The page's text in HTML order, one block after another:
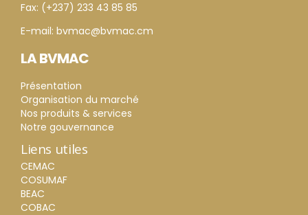
Fax: (+237) 233 43 85 85
E-mail: bvmac@bvmac.cm
LA BVMAC
Présentation
Organisation du marché
Nos produits & services
Notre gouvernance
Liens utiles
CEMAC
COSUMAF
BEAC
COBAC